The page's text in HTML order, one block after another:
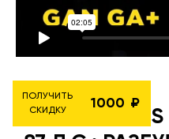
TOYOTA
ПОЛУЧИТЬ
СКИДКУ
1000